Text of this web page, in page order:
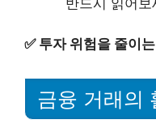
✅ 투자 위험을 줄이
금융 거래의